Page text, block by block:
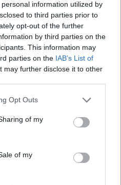
information utilized by
to third parties prior to
opt-out of the further
by third parties on the
This information may
parties on the IAB’s List of
may further disclose it to other
Opt Outs
of my
of my